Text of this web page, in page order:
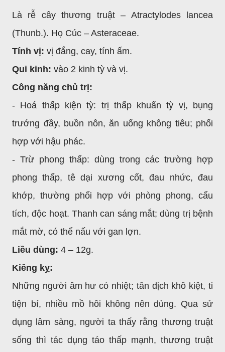
Là rễ cây thương truật – Atractylodes lancea
(Thunb.). Họ Cúc – Asteraceae.
Tính vị: vị đắng, cay, tính ấm.
Qui kinh: vào 2 kinh tỳ và vị.
Công năng chủ trị:
- Hoá thấp kiện tỳ: trị thấp khuẩn tỳ vị, bụng
trướng đầy, buồn nôn, ăn uống không tiêu; phối
hợp với hậu phác.
- Trừ phong thấp: dùng trong các trường hợp
phong thấp, tê dại xương cốt, đau nhức, đau
khớp, thường phối hợp với phòng phong, cẩu
tích, độc hoạt. Thanh can sáng mắt; dùng trị bệnh
mắt mờ, có thể nấu với gan lợn.
Liều dùng: 4 – 12g.
Kiêng kỵ:
Những người âm hư có nhiệt; tân dịch khô kiệt, ti
tiện bí, nhiều mồ hôi không nên dùng. Qua sử
dụng lâm sàng, người ta thấy rằng thương truật
sống thì tác dụng táo thấp mạnh, thương truật